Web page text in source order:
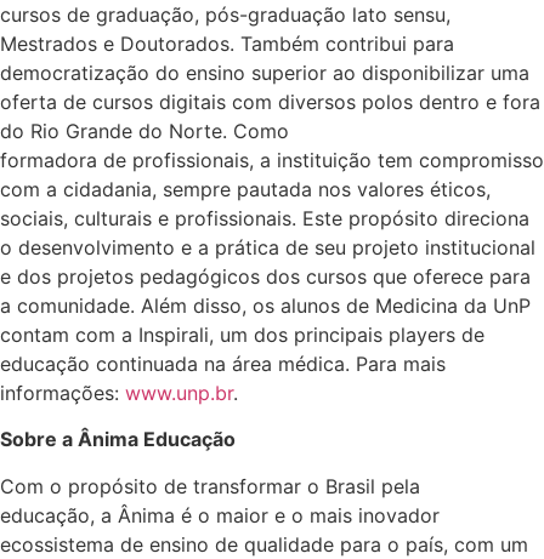
cursos de graduação, pós-graduação lato sensu,
Mestrados e Doutorados. Também contribui para
democratização do ensino superior ao disponibilizar uma
oferta de cursos digitais com diversos polos dentro e fora
do Rio Grande do Norte. Como
formadora de profissionais, a instituição tem compromisso
com a cidadania, sempre pautada nos valores éticos,
sociais, culturais e profissionais. Este propósito direciona
o desenvolvimento e a prática de seu projeto institucional
e dos projetos pedagógicos dos cursos que oferece para
a comunidade. Além disso, os alunos de Medicina da UnP
contam com a Inspirali, um dos principais players de
educação continuada na área médica. Para mais
informações: www.unp.br.
Sobre a Ânima Educação
Com o propósito de transformar o Brasil pela
educação, a Ânima é o maior e o mais inovador
ecossistema de ensino de qualidade para o país, com um